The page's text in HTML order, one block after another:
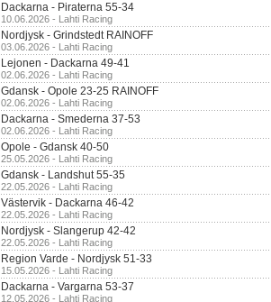
Dackarna - Piraterna 55-34
10.06.2026 - Lahti Racing
Nordjysk - Grindstedt RAINOFF
03.06.2026 - Lahti Racing
Lejonen - Dackarna 49-41
02.06.2026 - Lahti Racing
Gdansk - Opole 23-25 RAINOFF
02.06.2026 - Lahti Racing
Dackarna - Smederna 37-53
02.06.2026 - Lahti Racing
Opole - Gdansk 40-50
25.05.2026 - Lahti Racing
Gdansk - Landshut 55-35
22.05.2026 - Lahti Racing
Västervik - Dackarna 46-42
22.05.2026 - Lahti Racing
Nordjysk - Slangerup 42-42
22.05.2026 - Lahti Racing
Region Varde - Nordjysk 51-33
15.05.2026 - Lahti Racing
Dackarna - Vargarna 53-37
12.05.2026 - Lahti Racing